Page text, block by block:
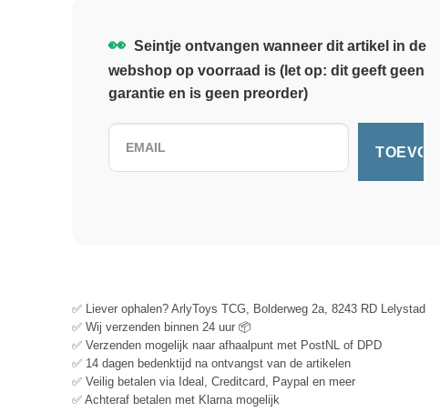
👀 Seintje ontvangen wanneer dit artikel in de
webshop op voorraad is (let op: dit geeft geen
garantie en is geen preorder)
✅ Liever ophalen? ArlyToys TCG, Bolderweg 2a, 8243 RD Lelystad
✅ Wij verzenden binnen 24 uur 📦
✅ Verzenden mogelijk naar afhaalpunt met PostNL of DPD
✅ 14 dagen bedenktijd na ontvangst van de artikelen
✅ Veilig betalen via Ideal, Creditcard, Paypal en meer
✅ Achteraf betalen met Klarna mogelijk